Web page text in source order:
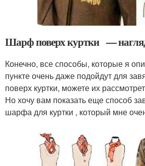
Шарф поверх куртки —
Конечно, все способы, которые я
пункте очень даже подойдут для
поверх куртки, можете их
Но хочу вам показать еще способ
шарфа для куртки , который мне